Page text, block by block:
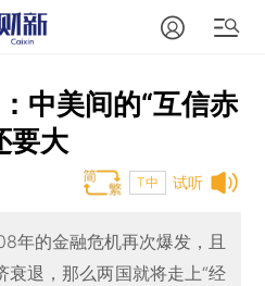
中美间的“互信赤
要大
试听
T中
年的金融危机再次爆发，且
衰退，那么两国就将走上“经